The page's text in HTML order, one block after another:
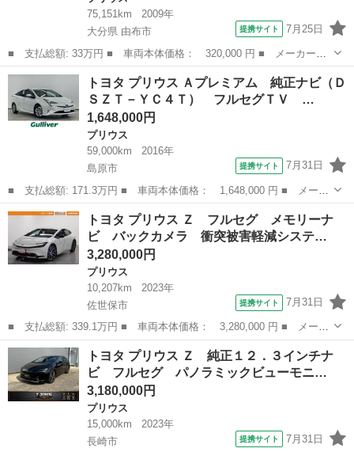
75,151km
2009年
大分県 由布市
提携サイト 7月25日
■ 支払総額: 33万円 ■ 車両本体価格： 320,000 円 ■ メーカー
名： トヨタ ■ 車種名： プリウス ■ グレード名： Ｓ 社外ア
ルミ、ＥＴＣ装備、バックカメラ ■ 排気量： 1800cc ■ ドア枚
数： 5...
大分 由布市 プリウス
トヨタ プリウス Ａプレミアム 純正ナビ（Ｄ
ＳＺＴ－ＹＣ４Ｔ） フルセグＴＶ …
1,648,000円
プリウス
59,000km
2016年
島原市
提携サイト 7月31日
■ 支払総額: 171.3万円 ■ 車両本体価格： 1,648,000 円 ■ メーカ
ー名： トヨタ ■ 車種名： プリウス ■ グレード名： Ａプレミ
アム 純正ナビ（ＤＳＺＴ－ＹＣ４Ｔ） フルセグＴＶ ＣＤ ＤＶ
Ｄ Ｂｌ...
長崎 島原市 プリウス
トヨタ プリウス Ｚ フルセグ メモリーナ
ビ バックカメラ 衝突被害軽減システ…
3,280,000円
プリウス
10,207km
2023年
佐世保市
提携サイト 7月31日
■ 支払総額: 339.1万円 ■ 車両本体価格： 3,280,000 円 ■ メーカ
ー名： トヨタ ■ 車種名： プリウス ■ グレード名： Ｚ フル
セグ メモリーナビ バックカメラ 衝突被害軽減システム ＥＴ
Ｃ ドラレ...
長崎 佐世保市 プリウス
トヨタ プリウス Ｚ 純正１２．３インチナ
ビ フルセグ パノラミックビューモニ…
3,180,000円
プリウス
15,000km
2023年
長崎市
提携サイト 7月31日